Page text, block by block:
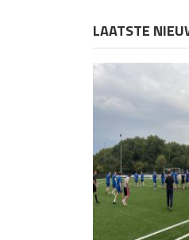
LAATSTE